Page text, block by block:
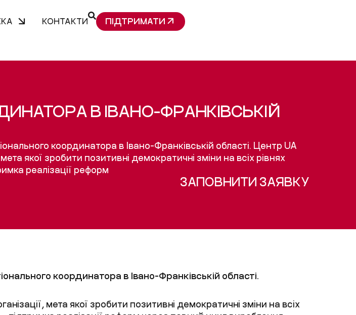
КОНТАКТИ ПІДТРИМАТИ
В ІВАНО-ФРАНКІВСЬКІЙ
координатора в Івано-Франківській області. Центр UA
якої зробити позитивні демократичні зміни на всіх рівнях
реалізації реформ
ЗАПОВНИТИ ЗАЯВКУ
координатора в Івано-Франківській області.
мета якої зробити позитивні демократичні зміни на всіх